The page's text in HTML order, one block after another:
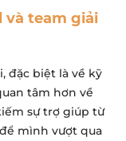
và team giải
đặc biệt là về kỹ
tâm hơn về
sự trợ giúp từ
mình vượt qua